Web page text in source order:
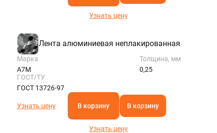
Узнать цену
Лента алюминиевая неплакированная
Марка
А7М
Толщина, мм
0,25
ГОСТ/ТУ
ГОСТ 13726-97
Узнать цену В корзину В корзину
Узнать цену